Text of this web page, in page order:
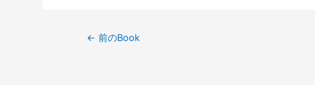
← 前のBook